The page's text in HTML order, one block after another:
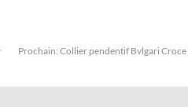
Prochain: Collier pendentif Bvlgari Croce